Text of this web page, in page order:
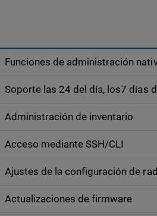
Funciones de administración
Soporte las 24 del día, los7 días
Administración de inventario
Acceso mediante SSH/CLI
Ajustes de la configuración de
Actualizaciones de firmware